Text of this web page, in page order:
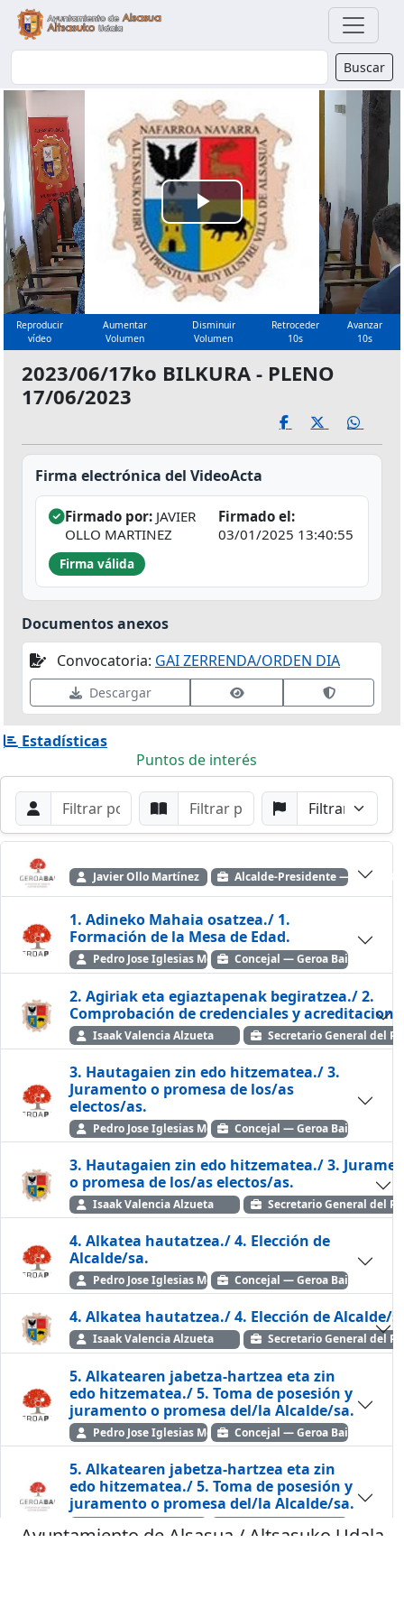
Buscador Buscar
Reproducir
Vídeo
Reproducir
vídeo
Aumentar
Volumen
Disminuir
Volumen
Retroceder
10s
Avanzar
10s
2023/06/17ko BILKURA - PLENO
17/06/2023
Firma electrónica del VideoActa
Firmado por: JAVIER
OLLO MARTINEZ
Firmado el:
03/01/2025 13:40:55
Firma válida
Documentos anexos
Convocatoria: GAI ZERRENDA/ORDEN DIA
Descargar Ver datos de firmaValidar
Estadísticas
Puntos de interés
Filtros de búsqueda
Buscar por OradorBuscar por Punto Buscar por Partido
Buscar
Javier Ollo Martínez Alcalde-Presidente — Geroa Bai
1. Adineko Mahaia osatzea./ 1.
Formación de la Mesa de Edad.
Pedro Jose Iglesias MendiluceConcejal — Geroa Bai
2. Agiriak eta egiaztapenak begiratzea./ 2.
Comprobación de credenciales y
Isaak Valencia Alzueta Secretario General del
3. Hautagaien zin edo hitzematea./ 3.
Juramento o promesa de los/as
electos/as.
Pedro Jose Iglesias MendiluceConcejal — Geroa Bai
3. Hautagaien zin edo hitzematea./ 3.
o promesa de los/as electos/as.
Isaak Valencia Alzueta Secretario General del
4. Alkatea hautatzea./ 4. Elección de
Alcalde/sa.
Pedro Jose Iglesias MendiluceConcejal — Geroa Bai
4. Alkatea hautatzea./ 4. Elección de Alcalde/
Isaak Valencia Alzueta Secretario General del
5. Alkatearen jabetza-hartzea eta zin
edo hitzematea./ 5. Toma de posesión y
juramento o promesa del/la Alcalde/sa.
Pedro Jose Iglesias MendiluceConcejal — Geroa Bai
5. Alkatearen jabetza-hartzea eta zin
edo hitzematea./ 5. Toma de posesión y
juramento o promesa del/la Alcalde/sa.
Javier Ollo Martínez Alcalde-Presidente — Geroa Bai
Ayuntamiento de Alsasua / Altsasuko Udala